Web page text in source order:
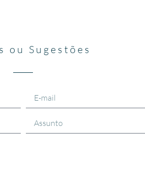
ou Sugestões